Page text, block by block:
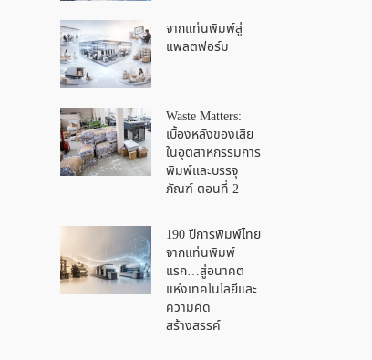
จากแท่นพิมพ์สู่
แพลตฟอร์ม
Waste Matters:
เบื้องหลังของเสีย
ในอุตสาหกรรมการ
พิมพ์และบรรจุ
ภัณฑ์ ตอนที่ 2
190 ปีการพิมพ์ไทย
จากแท่นพิมพ์
แรก…สู่อนาคต
แห่งเทคโนโลยีและ
ความคิด
สร้างสรรค์